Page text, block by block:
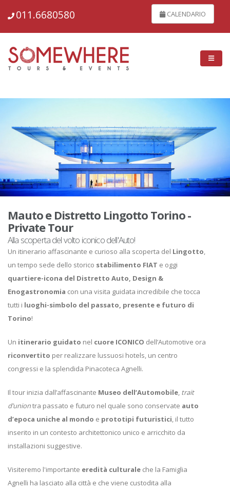
011.6680580 CALENDARIO
Mauto e Distretto Lingotto Torino -
Private Tour
Alla scoperta del volto iconico dell'Auto!
Un itinerario affascinante e curioso alla scoperta del Lingotto,
un tempo sede dello storico stabilimento FIAT e oggi
quartiere-icona del Distretto Auto, Design &
Enogastronomia con una visita guidata incredibile che tocca
tutti i luoghi-simbolo del passato, presente e futuro di
Torino!
Un itinerario guidato nel cuore ICONICO dell’Automotive ora
riconvertito per realizzare lussuosi hotels, un centro
congressi e la splendida Pinacoteca Agnelli.
Il tour inizia dall’affascinante Museo dell’Automobile, trait
d’uniontra passato e futuro nel quale sono conservate auto
d’epoca uniche al mondo e prototipi futuristici, il tutto
inserito in un contesto architettonico unico e arricchito da
installazioni suggestive.
Visiteremo l'importante eredità culturale che la Famiglia
Agnelli ha lasciato alla città e che viene custodita alla